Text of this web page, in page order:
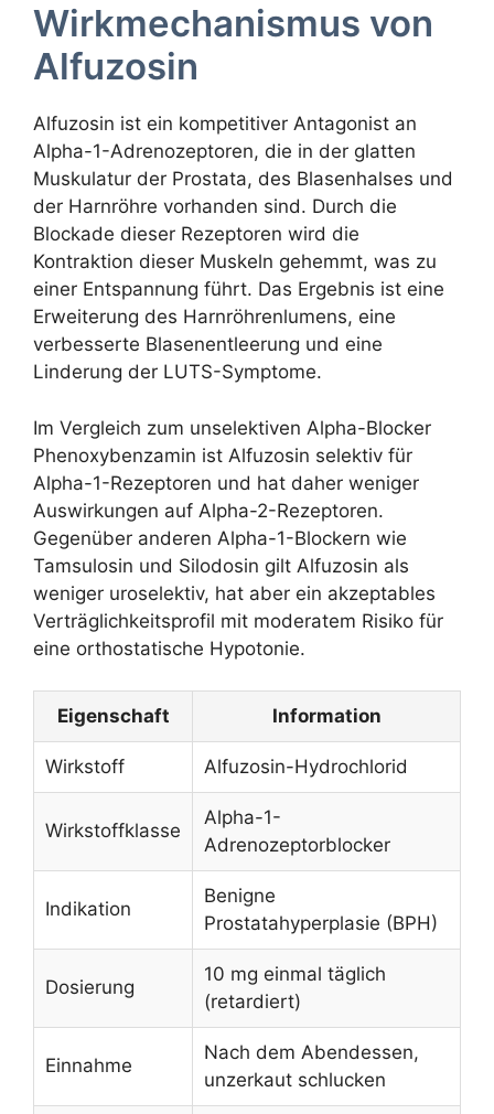
Wirkmechanismus von
Alfuzosin
Alfuzosin ist ein kompetitiver Antagonist an
Alpha-1-Adrenozeptoren, die in der glatten
Muskulatur der Prostata, des Blasenhalses und
der Harnröhre vorhanden sind. Durch die
Blockade dieser Rezeptoren wird die
Kontraktion dieser Muskeln gehemmt, was zu
einer Entspannung führt. Das Ergebnis ist eine
Erweiterung des Harnröhrenlumens, eine
verbesserte Blasenentleerung und eine
Linderung der LUTS-Symptome.
Im Vergleich zum unselektiven Alpha-Blocker
Phenoxybenzamin ist Alfuzosin selektiv für
Alpha-1-Rezeptoren und hat daher weniger
Auswirkungen auf Alpha-2-Rezeptoren.
Gegenüber anderen Alpha-1-Blockern wie
Tamsulosin und Silodosin gilt Alfuzosin als
weniger uroselektiv, hat aber ein akzeptables
Verträglichkeitsprofil mit moderatem Risiko für
eine orthostatische Hypotonie.
Eigenschaft Information
Wirkstoff Alfuzosin-Hydrochlorid
Wirkstoffklasse
Alpha-1-
Adrenozeptorblocker
Indikation
Benigne
Prostatahyperplasie (BPH)
Dosierung
10 mg einmal täglich
(retardiert)
Einnahme
Nach dem Abendessen,
unzerkaut schlucken